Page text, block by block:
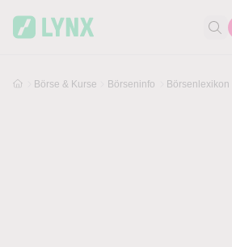
Börse & Kurse Börseninfo Börsenlexikon